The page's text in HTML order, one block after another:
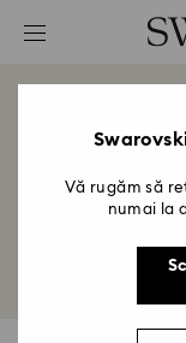
Accesskeys list
2 - Subsol
În
Explorați
Vă rugăm să
numai la